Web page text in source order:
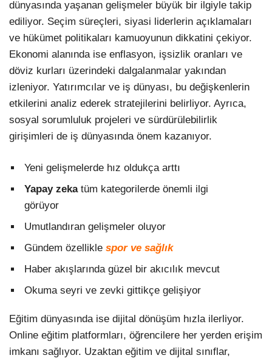
dünyasında yaşanan gelişmeler büyük bir ilgiyle takip
ediliyor. Seçim süreçleri, siyasi liderlerin açıklamaları
ve hükümet politikaları kamuoyunun dikkatini çekiyor.
Ekonomi alanında ise enflasyon, işsizlik oranları ve
döviz kurları üzerindeki dalgalanmalar yakından
izleniyor. Yatırımcılar ve iş dünyası, bu değişkenlerin
etkilerini analiz ederek stratejilerini belirliyor. Ayrıca,
sosyal sorumluluk projeleri ve sürdürülebilirlik
girişimleri de iş dünyasında önem kazanıyor.
Yeni gelişmelerde hız oldukça arttı
Yapay zekatüm kategorilerde önemli ilgi
görüyor
Umutlandıran gelişmeler oluyor
Gündem özellikle spor ve sağlık
Haber akışlarında güzel bir akıcılık mevcut
Okuma seyri ve zevki gittikçe gelişiyor
Eğitim dünyasında ise dijital dönüşüm hızla ilerliyor.
Online eğitim platformları, öğrencilere her yerden erişim
imkanı sağlıyor. Uzaktan eğitim ve dijital sınıflar,